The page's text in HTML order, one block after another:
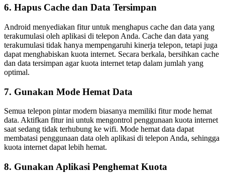
6. Hapus Cache dan Data Tersimpan
Android menyediakan fitur untuk menghapus cache dan data yang
terakumulasi oleh aplikasi di telepon Anda. Cache dan data yang
terakumulasi tidak hanya mempengaruhi kinerja telepon, tetapi juga
dapat menghabiskan kuota internet. Secara berkala, bersihkan cache
dan data tersimpan agar kuota internet tetap dalam jumlah yang
optimal.
7. Gunakan Mode Hemat Data
Semua telepon pintar modern biasanya memiliki fitur mode hemat
data. Aktifkan fitur ini untuk mengontrol penggunaan kuota internet
saat sedang tidak terhubung ke wifi. Mode hemat data dapat
membatasi penggunaan data oleh aplikasi di telepon Anda, sehingga
kuota internet dapat lebih hemat.
8. Gunakan Aplikasi Penghemat Kuota